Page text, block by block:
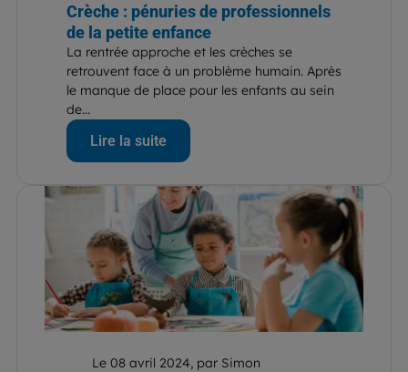
Crèche : pénuries de professionnels
de la petite enfance
La rentrée approche et les crèches se
retrouvent face à un problème humain. Après
le manque de place pour les enfants au sein
de...
Lire la suite
Le 08 avril 2024, par Simon